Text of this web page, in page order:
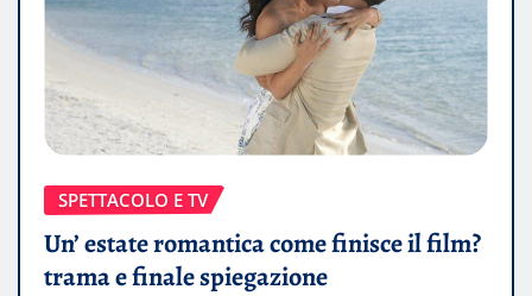
SPETTACOLO E TV
Un’ estate romantica come finisce il film?
trama e finale spiegazione